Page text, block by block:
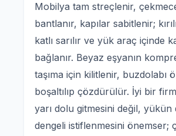
Mobilya tam streçlenir,
bantlanır, kapılar sabitlenir;
katlı sarılır ve yük araç içinde
bağlanır. Beyaz eşyanın
taşıma için kilitlenir, buzdolabı
boşaltılıp çözdürülür. İyi bir
yarı dolu gitmesini değil,
dengeli istiflenmesini önemser;